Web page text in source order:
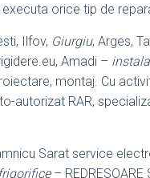
orice tip de
Ilfov, Giurgiu, Arges,
Amadi –
montaj. Cu
autorizat RAR,
Sarat service
– REDRESOARE